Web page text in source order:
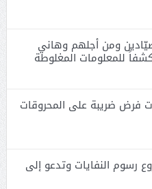
ومن أجلهم وهاني
للمعلومات المغلوطة
ضريبة على المحروقات
رسوم النفايات وتدعو إلى